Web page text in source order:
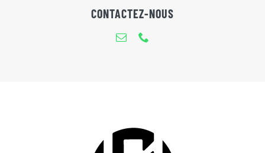
CONTACTEZ-NOUS